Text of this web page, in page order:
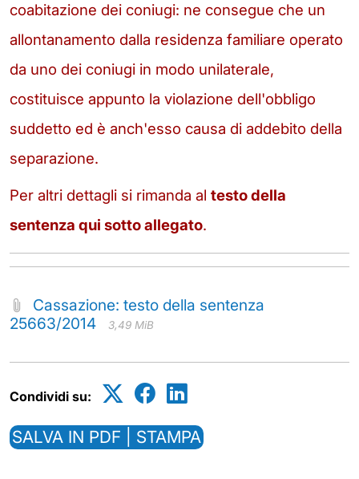
coabitazione dei coniugi: ne consegue che un
allontanamento dalla residenza familiare operato
da uno dei coniugi in modo unilaterale,
costituisce appunto la violazione dell'obbligo
suddetto ed è anch'esso causa di addebito della
separazione.
Per altri dettagli si rimanda al testo della
sentenza qui sotto allegato.
Cassazione: testo della sentenza
25663/2014
3,49 MiB
Condividi su:
SALVA IN PDF | STAMPA